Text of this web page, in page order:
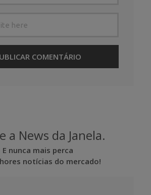
a News da Janela.
E nunca mais perca
notícias do mercado!